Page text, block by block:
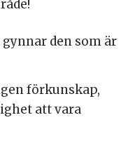
den som är
förkunskap,
att vara